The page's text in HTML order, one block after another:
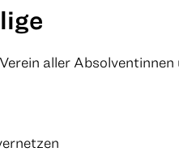
aller